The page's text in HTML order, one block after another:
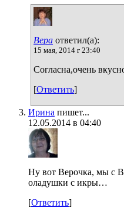
Вера ответил(а):
15 мая, 2014 г 23:40
Согласна,очень
[Ответить]
Ирина пишет...
12.05.2014 в 04:40
Ну вот Верочка, мы с
оладушки с икры…
[Ответить]